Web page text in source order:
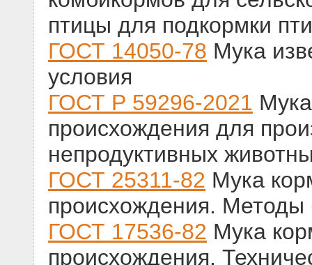
птицы для подкормки
ГОСТ 14050-78 Мука
условия
ГОСТ Р 59296-2021
происхождения для
непродуктивных
ГОСТ 25311-82 Мука
происхождения. Методы
ГОСТ 17536-82 Мука
происхождения.